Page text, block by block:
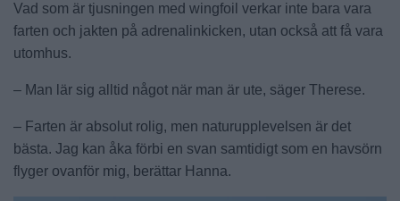
Vad som är tjusningen med wingfoil verkar inte bara vara
farten och jakten på adrenalinkicken, utan också att få vara
utomhus.
– Man lär sig alltid något när man är ute, säger Therese.
– Farten är absolut rolig, men naturupplevelsen är det
bästa. Jag kan åka förbi en svan samtidigt som en havsörn
flyger ovanför mig, berättar Hanna.